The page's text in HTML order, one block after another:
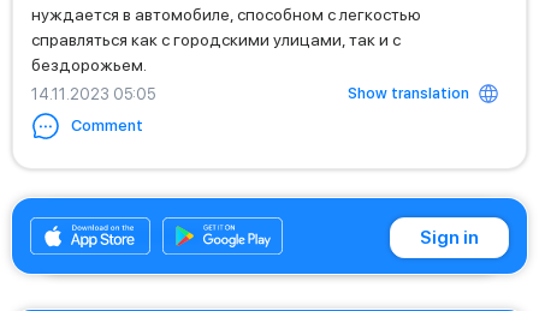
нуждается в автомобиле, способном с легкостью
справляться как с городскими улицами, так и с
бездорожьем.
14.11.2023 05:05
Show translation
Comment
+971585333939 Sign in